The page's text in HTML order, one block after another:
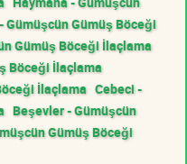
Gümüşcün Gümüş Böceği
Gümüş Böceği İlaçlama
Böceği İlaçlama
İlaçlama Cebeci -
Beşevler - Gümüşcün
Gümüş Böceği